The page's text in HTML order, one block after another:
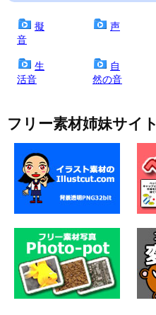
擬
音
声
生
活音
自
然の音
フリー素材姉妹サイト